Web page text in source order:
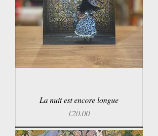
La nuit est encore longue
Price
€20.00